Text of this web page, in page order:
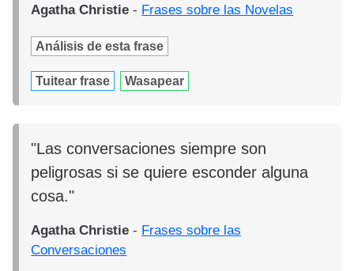
Agatha Christie - Frases sobre las Novelas
Análisis de esta frase
Tuitear frase Wasapear
"Las conversaciones siempre son
peligrosas si se quiere esconder alguna
cosa."
Agatha Christie - Frases sobre las
Conversaciones